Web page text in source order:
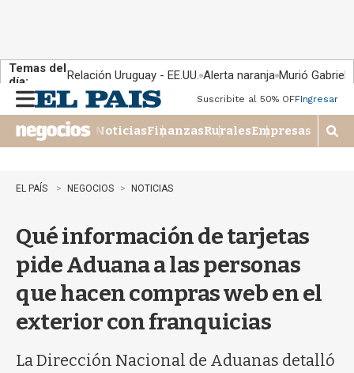
Temas del
día:
Relación Uruguay - EE.UU. Alerta naranja Murió Gabriel
n
u
Suscribite al 50% OFFIngresar
NoticiasFinanzasRuralesEmpresas
M
o
a
EL PAÍS NEGOCIOS NOTICIAS
Qué información de tarjetas
pide Aduana a las personas
que hacen compras web en el
exterior con franquicias
La Dirección Nacional de Aduanas detalló